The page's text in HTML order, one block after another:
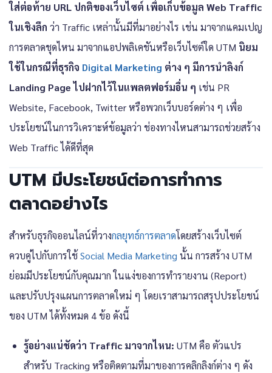
ใส่ต่อท้าย URL ปกติของเว็บไซต์ เพื่อเก็บข้อมูล Web Traffic
ในเชิงลึก ว่า Traffic เหล่านั้นมีที่มาอย่างไร เช่น มาจากแคมเปญ
การตลาดชุดไหน มาจากแอปพลิเคชันหรือเว็บไซต์ใด UTM นิยม
ใช้ในกรณีที่ธุรกิจ Digital Marketing ต่าง ๆ มีการนำลิงก์
Landing Page ไปฝากไว้ในแพลตฟอร์มอื่น ๆ เช่น PR
Website, Facebook, Twitter หรือพวกเว็บบอร์ดต่าง ๆ เพื่อ
ประโยชน์ในการวิเคราะห์ข้อมูลว่า ช่องทางไหนสามารถช่วยสร้าง
Web Traffic ได้ดีที่สุด
UTM มีประโยชน์ต่อการทำการ
ตลาดอย่างไร
สำหรับธุรกิจออนไลน์ที่วางกลยุทธ์การตลาดโดยสร้างเว็บไซต์
ควบคู่ไปกับการใช้Social Media Marketing นั้น การสร้าง UTM
ย่อมมีประโยชน์กับคุณมาก ในแง่ของการทำรายงาน (Report)
และปรับปรุงแผนการตลาดใหม่ ๆ โดยเราสามารถสรุปประโยชน์
ของ UTM ได้ทั้งหมด 4 ข้อ ดังนี้
รู้อย่างแน่ชัดว่า Traffic มาจากไหน: UTM คือ ตัวแปร
สำหรับ Tracking หรือติดตามที่มาของการคลิกลิงก์ต่าง ๆ ดัง